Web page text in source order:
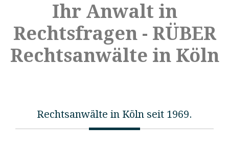
Ihr Anwalt in
Rechtsfragen - RÜBER
Rechtsanwälte in Köln
Rechtsanwälte in Köln seit 1969.